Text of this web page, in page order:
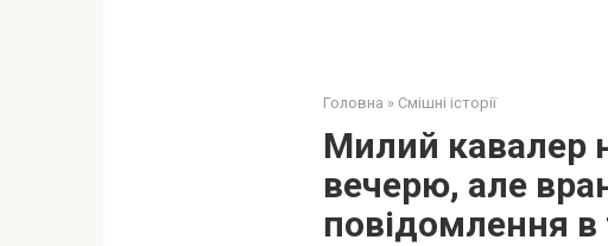
Головна » Смішні історії
Милий кавалер
вечерю, але
повідомлення в